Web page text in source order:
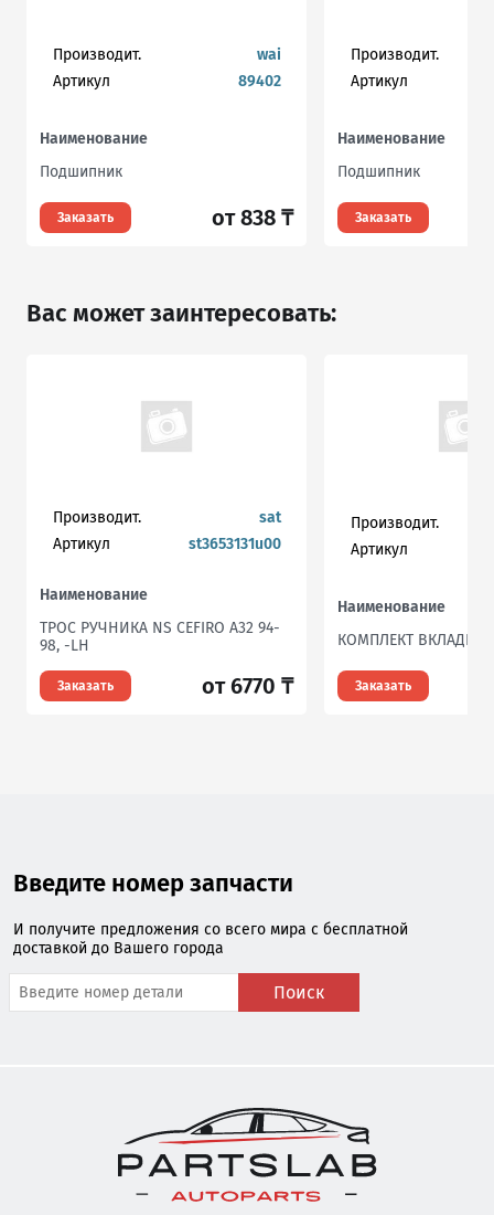
Производит.
wai
Артикул
89402
Наименование
Подшипник
Заказать от 838 ₸
Производит.
Артикул
Наименование
Подшипник
Заказать
Вас может заинтересовать:
Производит.
sat
Артикул
st3653131u00
Наименование
ТРОС РУЧНИКА NS CEFIRO A32 94-
98, -LH
Заказать от 6770 ₸
Производит.
Артикул
Наименование
КОМПЛЕКТ
Заказать
Введите номер запчасти
И получите предложения со всего мира с бесплатной
доставкой до Вашего города
Поиск